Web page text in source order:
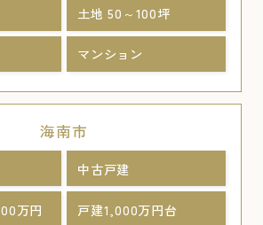
土地 50～100坪
マンション
海南市
中古戸建
万円 戸建1,000万円台